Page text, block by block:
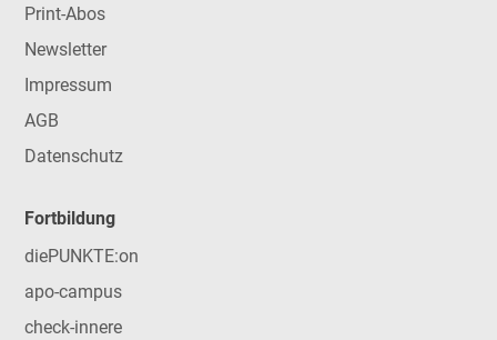
Print-Abos
Newsletter
Impressum
AGB
Datenschutz
Fortbildung
diePUNKTE:on
apo-campus
check-innere